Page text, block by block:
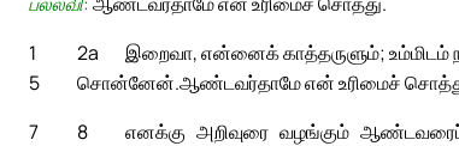
1
இறைவா, என்னைக் காத்தருளும்; உம்மிடம்
2a
சொன்னேன்.
5 ஆண்டவர்தாமே என் உரிமைச்
7
எனக்கு அறிவுரை வழங்கும்
8